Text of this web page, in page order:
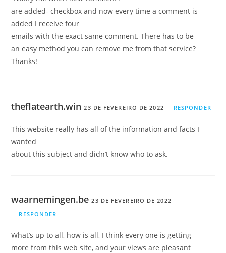
are added- checkbox and now every time a comment is
added I receive four
emails with the exact same comment. There has to be
an easy method you can remove me from that service?
Thanks!
theflatearth.win 23 DE FEVEREIRO DE 2022 RESPONDER
This website really has all of the information and facts I
wanted
about this subject and didn’t know who to ask.
waarnemingen.be 23 DE FEVEREIRO DE 2022
RESPONDER
What’s up to all, how is all, I think every one is getting
more from this web site, and your views are pleasant